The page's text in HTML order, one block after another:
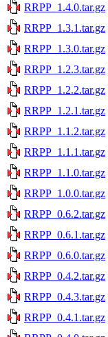
RRPP_1.4.0.tar.gz
RRPP_1.3.1.tar.gz
RRPP_1.3.0.tar.gz
RRPP_1.2.3.tar.gz
RRPP_1.2.2.tar.gz
RRPP_1.2.1.tar.gz
RRPP_1.1.2.tar.gz
RRPP_1.1.1.tar.gz
RRPP_1.1.0.tar.gz
RRPP_1.0.0.tar.gz
RRPP_0.6.2.tar.gz
RRPP_0.6.1.tar.gz
RRPP_0.6.0.tar.gz
RRPP_0.4.2.tar.gz
RRPP_0.4.3.tar.gz
RRPP_0.4.1.tar.gz